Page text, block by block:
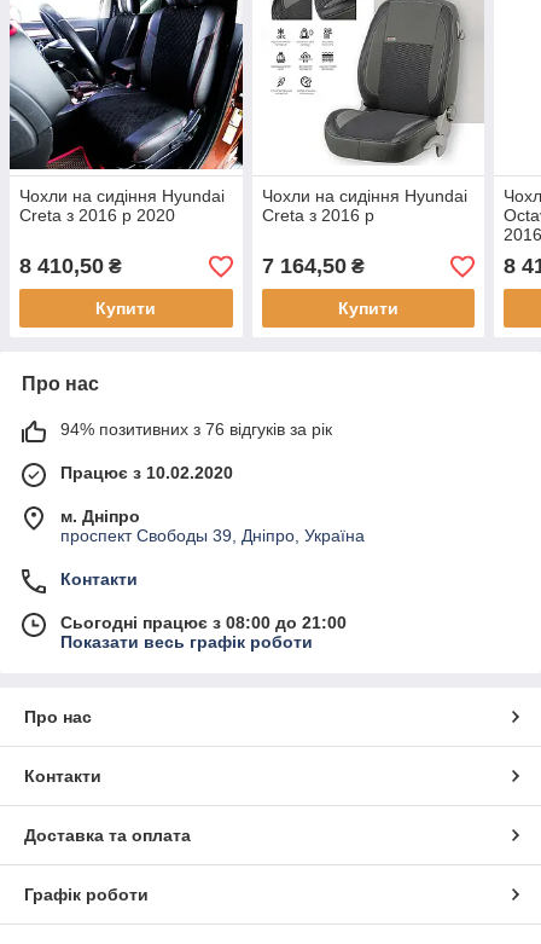
Чохли на сидіння Hyundai
Creta з 2016 р 2020
8 410,50 ₴
Купити
Чохли на сидіння Hyundai
Creta з 2016 р
7 164,50₴
Купити
8
Про нас
94% позитивних з 76 відгуків за рік
Працює з 10.02.2020
м. Дніпро
проспект Свободы 39, Дніпро, Україна
Контакти
Сьогодні працює з 08:00 до 21:00
Показати весь графік роботи
Про нас
Контакти
Доставка та оплата
Графік роботи